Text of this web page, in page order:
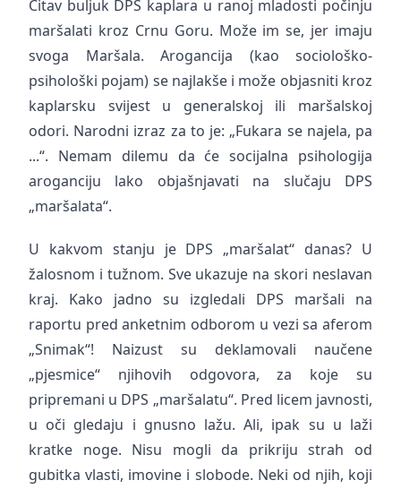
Čitav buljuk DPS kaplara u ranoj mladosti počinju
maršalati kroz Crnu Goru. Može im se, jer imaju
svoga Maršala. Arogancija (kao sociološko-
psihološki pojam) se najlakše i može objasniti kroz
kaplarsku svijest u generalskoj ili maršalskoj
odori. Narodni izraz za to je: „Fukara se najela, pa
...“. Nemam dilemu da će socijalna psihologija
aroganciju lako objašnjavati na slučaju DPS
„maršalata“.
U kakvom stanju je DPS „maršalat“ danas? U
žalosnom i tužnom. Sve ukazuje na skori neslavan
kraj. Kako jadno su izgledali DPS maršali na
raportu pred anketnim odborom u vezi sa aferom
„Snimak“! Naizust su deklamovali naučene
„pjesmice“ njihovih odgovora, za koje su
pripremani u DPS „maršalatu“. Pred licem javnosti,
u oči gledaju i gnusno lažu. Ali, ipak su u laži
kratke noge. Nisu mogli da prikriju strah od
gubitka vlasti, imovine i slobode. Neki od njih, koji